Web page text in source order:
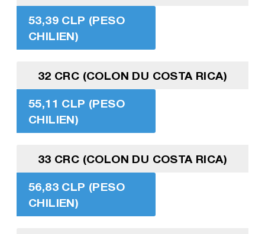
53,39 CLP (PESO
CHILIEN)
32 CRC (COLON DU COSTA RICA)
55,11 CLP (PESO
CHILIEN)
33 CRC (COLON DU COSTA RICA)
56,83 CLP (PESO
CHILIEN)